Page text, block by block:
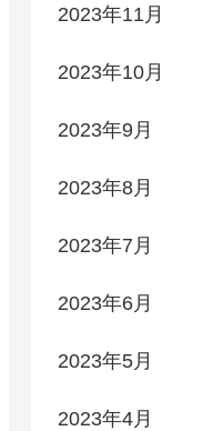
2023年11月
2023年10月
2023年9月
2023年8月
2023年7月
2023年6月
2023年5月
2023年4月